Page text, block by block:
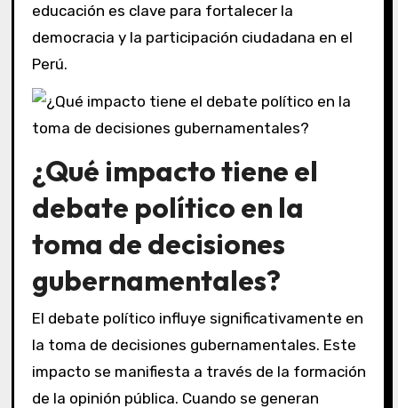
educación es clave para fortalecer la
democracia y la participación ciudadana en el
Perú.
¿Qué impacto tiene el
debate político en la
toma de decisiones
gubernamentales?
El debate político influye significativamente en
la toma de decisiones gubernamentales. Este
impacto se manifiesta a través de la formación
de la opinión pública. Cuando se generan